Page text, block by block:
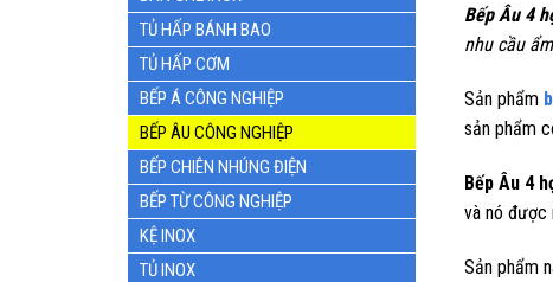
TỦ HẤP BÁNH BAO
TỦ HẤP CƠM
BẾP Á CÔNG NGHIỆP
BẾP ÂU CÔNG NGHIỆP
BẾP CHIÊN NHÚNG ĐIỆN
BẾP TỪ CÔNG NGHIỆP
KỆ INOX
TỦ INOX
Bếp Âu 4
nhu cầu
Sản phẩm
sản phẩm
Bếp Âu 4
và nó được
Sản phẩm